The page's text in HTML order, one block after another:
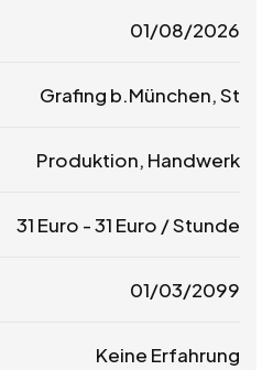
01/08/2026
Grafing b.München, St
Produktion, Handwerk
31 Euro -31 Euro / Stunde
01/03/2099
Keine Erfahrung